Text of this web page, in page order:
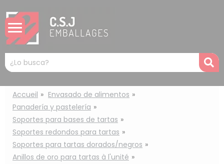
Mots
clés
:
Accueil
Envasado de alimentos
Panadería y pastelería
Soportes para bases de tartas
Soportes redondos para tartas
Soportes para tartas dorados/negros
Anillos de oro para tartas à l'unité